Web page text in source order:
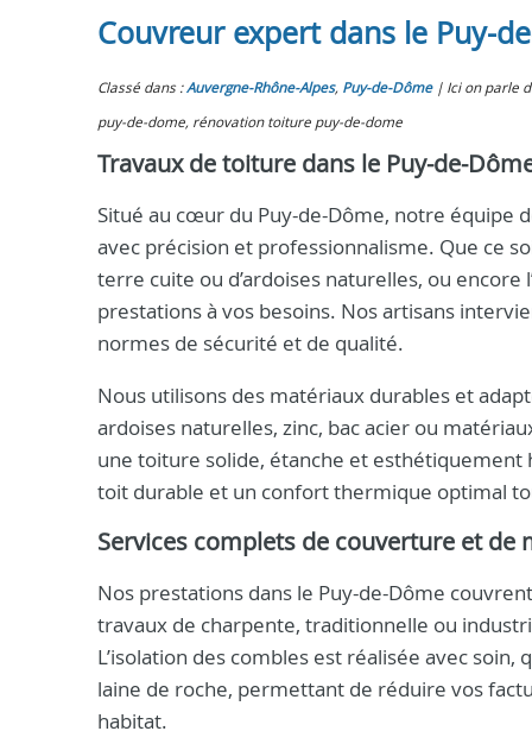
Couvreur expert dans le Puy-
Classé dans :Auvergne-Rhône-Alpes, Puy-de-Dôme
Ici on parle
puy-de-dome, rénovation toiture puy-de-dome
Travaux de toiture dans le Puy-de-
Situé au cœur du Puy-de-Dôme, notre équipe
avec précision et professionnalisme. Que ce
terre cuite ou d’ardoises naturelles, ou encore
prestations à vos besoins. Nos artisans
normes de sécurité et de qualité.
Nous utilisons des matériaux durables et
ardoises naturelles, zinc, bac acier ou
une toiture solide, étanche et esthétiquement
toit durable et un confort thermique optimal
Services complets de couverture et de
Nos prestations dans le Puy-de-Dôme
travaux de charpente, traditionnelle ou
L’isolation des combles est réalisée avec
laine de roche, permettant de réduire vos
habitat.